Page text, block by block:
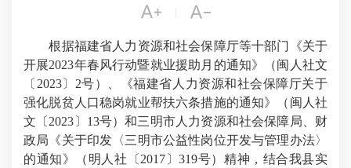
 
根据福建省人力资源和社会保障厅等十部门《关于
开展2023年春风行动暨就业援助月的通知》（闽人社文
〔2023〕2号）、《福建省人力资源和社会保障厅关于
强化脱贫人口稳岗就业帮扶六条措施的通知》（闽人社
文〔2023〕13号）和三明市人力资源和社会保障局、财
政局《关于印发〈三明市公益性岗位开发与管理办法〉
的通知》（明人社〔2017〕319号）精神，结合我县实